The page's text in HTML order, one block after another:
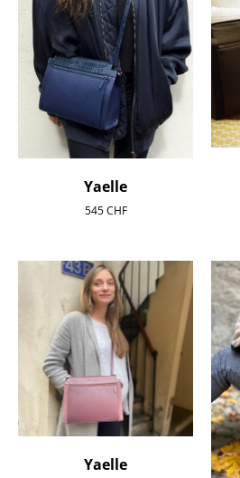
Yaelle
545CHF
Yaelle